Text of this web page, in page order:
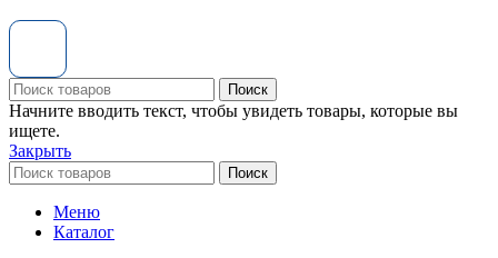
Поиск
Начните вводить текст, чтобы увидеть товары, которые вы
ищете.
Закрыть
Поиск
Меню
Каталог